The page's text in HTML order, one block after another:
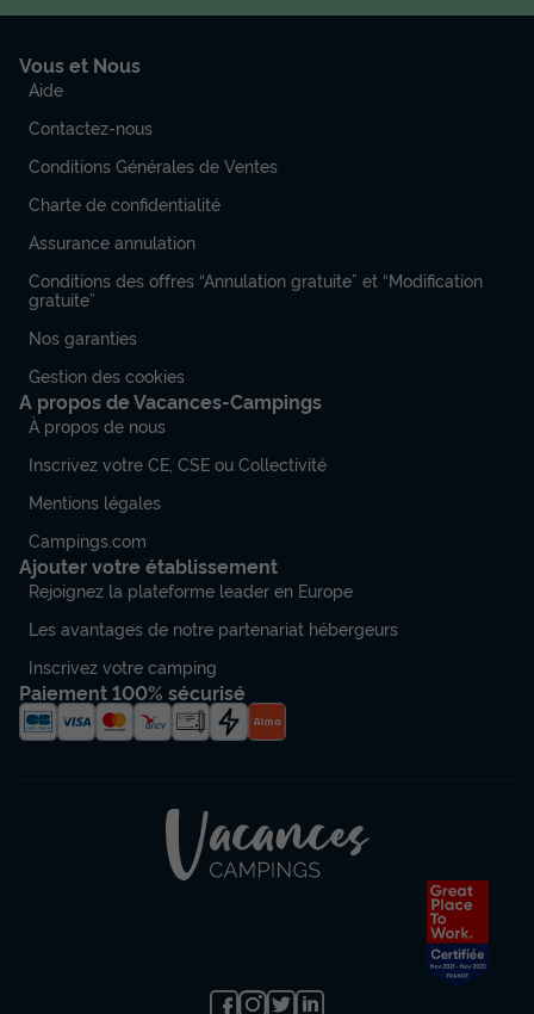
Vous et Nous
Aide
Contactez-nous
Conditions Générales de Ventes
Charte de confidentialité
Assurance annulation
Conditions des offres “Annulation gratuite” et “Modification
gratuite”
Nos garanties
Gestion des cookies
A propos de Vacances-Campings
À propos de nous
Inscrivez votre CE, CSE ou Collectivité
Mentions légales
Campings.com
Ajouter votre établissement
Rejoignez la plateforme leader en Europe
Les avantages de notre partenariat hébergeurs
Inscrivez votre camping
Paiement 100% sécurisé